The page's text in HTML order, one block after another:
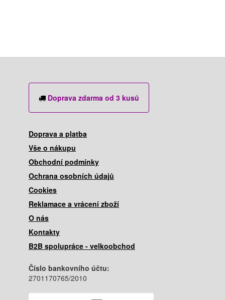
Doprava zdarma od 3 kusů
Doprava a platba
Vše o nákupu
Obchodní podmínky
Ochrana osobních údajů
Cookies
Reklamace a vrácení zboží
O nás
Kontakty
B2B spolupráce - velkoobchod
Číslo bankovního účtu:
2701170765/2010